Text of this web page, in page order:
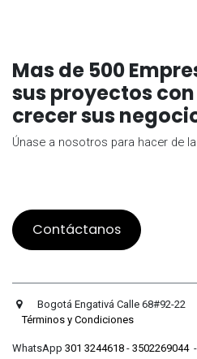
Mas de 500
sus proyectos
crecer sus
Únase a nosotros para hacer de
Contáctanos
Bogotá
Términos y Condiciones
WhatsApp 301 3244618 - 3502269044-